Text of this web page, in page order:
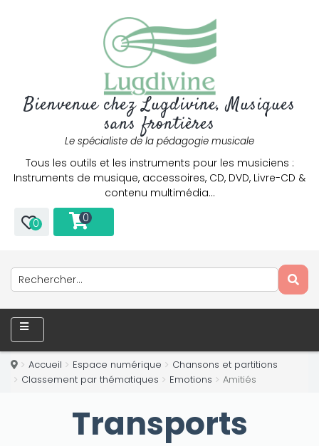
Bienvenue chez Lugdivine, Musiques
sans frontières
Le spécialiste de la pédagogie musicale
Tous les outils et les instruments pour les musiciens :
Instruments de musique, accessoires, CD, DVD, Livre-CD &
contenu multimédia…
0 0
Accueil Espace numérique
Chansons et partitions
Classement par thématiques
Emotions Amitiés
Transports